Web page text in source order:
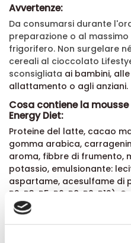
Avvertenze:
Da consumarsi durante
preparazione o al
frigorifero. Non surgelare
cereali al cioccolato
sconsigliata ai bambini,
allattamento o agli anziani.
Cosa contiene la
Energy Diet:
Proteine del latte, cacao
gomma arabica,
aroma, fibbre di frumento,
potassio, emulsionante:
aspartame, acesulfame di
B2, B3, B5, B6, B8, B9, B12).
Fenilalanina.
Formato: